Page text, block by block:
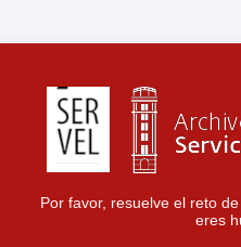
Por favor, resuelve el reto
eres